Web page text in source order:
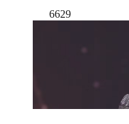
6629